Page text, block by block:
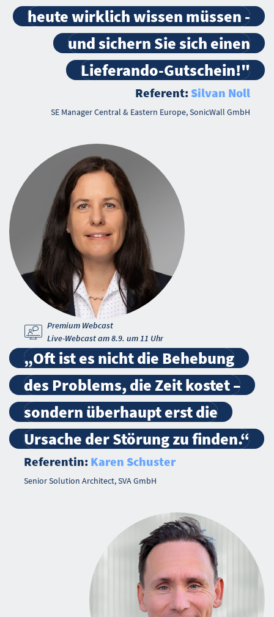
heute wirklich wissen müssen -
und sichern Sie sich einen
Lieferando-Gutschein!"
Referent: Silvan Noll
SE Manager Central & Eastern Europe, SonicWall GmbH
Premium Webcast
Live-Webcast am 8.9. um 11 Uhr
„Oft ist es nicht die Behebung
des Problems, die Zeit kostet –
sondern überhaupt erst die
Ursache der Störung zu finden.“
Referentin: Karen Schuster
Senior Solution Architect, SVA GmbH